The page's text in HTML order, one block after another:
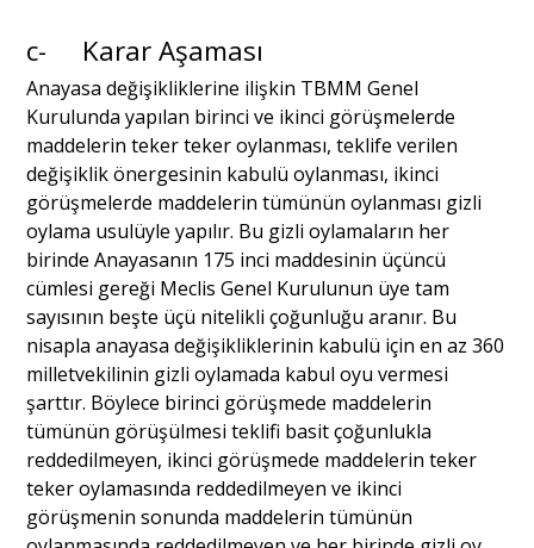
c- Karar Aşaması
Anayasa değişikliklerine ilişkin TBMM Genel
Kurulunda yapılan birinci ve ikinci görüşmelerde
maddelerin teker teker oylanması, teklife verilen
değişiklik önergesinin kabulü oylanması, ikinci
görüşmelerde maddelerin tümünün oylanması gizli
oylama usulüyle yapılır. Bu gizli oylamaların her
birinde Anayasanın 175 inci maddesinin üçüncü
cümlesi gereği Meclis Genel Kurulunun üye tam
sayısının beşte üçü nitelikli çoğunluğu aranır. Bu
nisapla anayasa değişikliklerinin kabulü için en az 360
milletvekilinin gizli oylamada kabul oyu vermesi
şarttır. Böylece birinci görüşmede maddelerin
tümünün görüşülmesi teklifi basit çoğunlukla
reddedilmeyen, ikinci görüşmede maddelerin teker
teker oylamasında reddedilmeyen ve ikinci
görüşmenin sonunda maddelerin tümünün